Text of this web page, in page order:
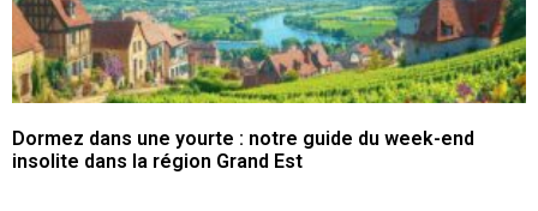
Dormez dans une yourte : notre guide du week-end
insolite dans la région Grand Est